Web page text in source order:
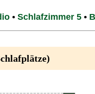
• Schlafzimmer 5 •